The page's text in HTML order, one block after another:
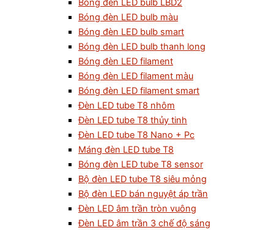
Bóng đèn LED bulb LBD2
Bóng đèn LED bulb màu
Bóng đèn LED bulb smart
Bóng đèn LED bulb thanh long
Bóng đèn LED filament
Bóng đèn LED filament màu
Bóng đèn LED filament smart
Đèn LED tube T8 nhôm
Đèn LED tube T8 thủy tinh
Đèn LED tube T8 Nano + Pc
Máng đèn LED tube T8
Bóng đèn LED tube T8 sensor
Bộ đèn LED tube T8 siêu mỏng
Bộ đèn LED bán nguyệt áp trần
Đèn LED âm trần tròn vuông
Đèn LED âm trần 3 chế độ sáng